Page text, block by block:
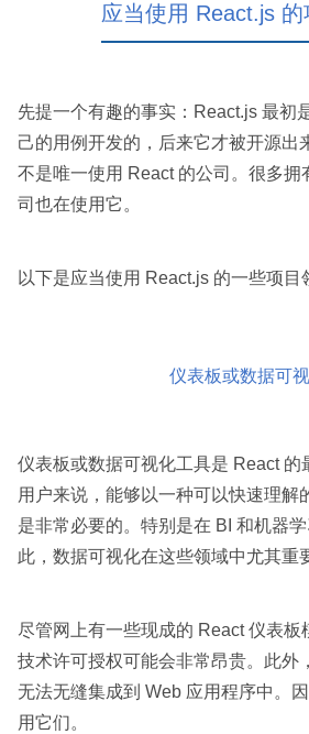
应当使用 React.js 的
先提一个有趣的事实：React.js 最初
己的用例开发的，后来它才被开源出
不是唯一使用 React 的公司。很多拥
司也在使用它。
以下是应当使用 React.js 的一些项目
仪表板或数据可
仪表板或数据可视化工具是 React 的
用户来说，能够以一种可以快速理解
是非常必要的。特别是在 BI 和机器
此，数据可视化在这些领域中尤其重
尽管网上有一些现成的 React 仪表板
技术许可授权可能会非常昂贵。此外
无法无缝集成到 Web 应用程序中。
用它们。